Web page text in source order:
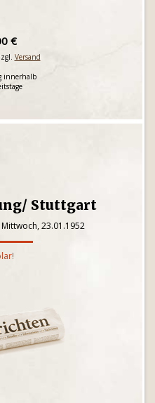
€
Versand
innerhalb
Stuttgart
23.01.1952